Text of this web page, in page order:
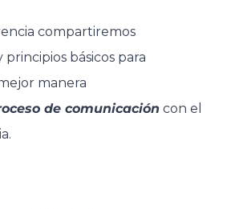
compartiremos
principios básicos para
manera
de comunicación con el